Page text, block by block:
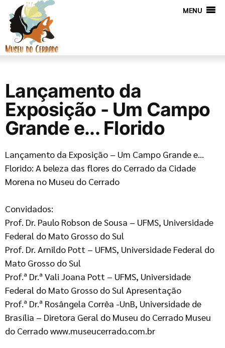
MENU
Lançamento da
Exposição - Um Campo
Grande e... Florido
Lançamento da Exposição – Um Campo Grande e…
Florido: A beleza das flores do Cerrado da Cidade
Morena no Museu do Cerrado
Convidados:
Prof. Dr. Paulo Robson de Sousa – UFMS, Universidade
Federal do Mato Grosso do Sul
Prof. Dr. Arnildo Pott – UFMS, Universidade Federal do
Mato Grosso do Sul
Prof.ª Dr.ª Vali Joana Pott – UFMS, Universidade
Federal do Mato Grosso do Sul Apresentação
Prof.ª Dr.ª Rosângela Corrêa -UnB, Universidade de
Brasília – Diretora Geral do Museu do Cerrado Museu
do Cerrado www.museucerrado.com.br